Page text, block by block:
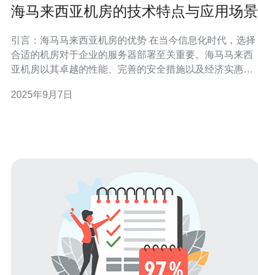
海马来西亚机房的技术特点与应用场景
引言：海马马来西亚机房的优势 在当今信息化时代，选择
合适的机房对于企业的服务器部署至关重要。海马马来西
亚机房以其卓越的性能、完善的安全措施以及经济实惠的
技术规格上，还是在服务上，海马马来西亚机房都展现出
2025年9月7日